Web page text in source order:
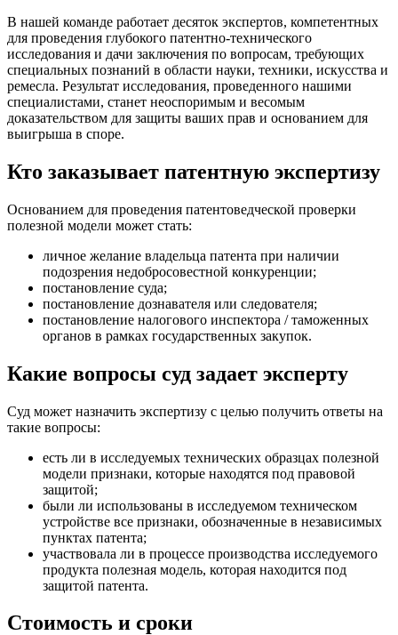
В нашей команде работает десяток экспертов, компетентных
для проведения глубокого патентно-технического
исследования и дачи заключения по вопросам, требующих
специальных познаний в области науки, техники, искусства и
ремесла. Результат исследования, проведенного нашими
специалистами, станет неоспоримым и весомым
доказательством для защиты ваших прав и основанием для
выигрыша в споре.
Кто заказывает патентную экспертизу
Основанием для проведения патентоведческой проверки
полезной модели может стать:
личное желание владельца патента при наличии
подозрения недобросовестной конкуренции;
постановление суда;
постановление дознавателя или следователя;
постановление налогового инспектора / таможенных
органов в рамках государственных закупок.
Какие вопросы суд задает эксперту
Суд может назначить экспертизу с целью получить ответы на
такие вопросы:
есть ли в исследуемых технических образцах полезной
модели признаки, которые находятся под правовой
защитой;
были ли использованы в исследуемом техническом
устройстве все признаки, обозначенные в независимых
пунктах патента;
участвовала ли в процессе производства исследуемого
продукта полезная модель, которая находится под
защитой патента.
Стоимость и сроки